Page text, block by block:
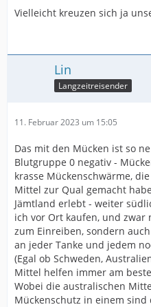
Vielleicht kreuzen sich ja
Lin
Langzeitreisender
11. Februar 2023 um 15:05
Das mit den Mücken ist so
Blutgruppe 0 negativ -
krasse Mückenschwärme,
Mittel zur Qual gemacht
Jämtland erlebt - weiter
ich vor Ort kaufen, und
zum Einreiben, sondern
an jeder Tanke und jedem
(Egal ob Schweden,
Mittel helfen immer am
Wobei die australischen
Mückenschutz in einem sind